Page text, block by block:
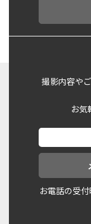
撮影内容や
お気
お電話の受